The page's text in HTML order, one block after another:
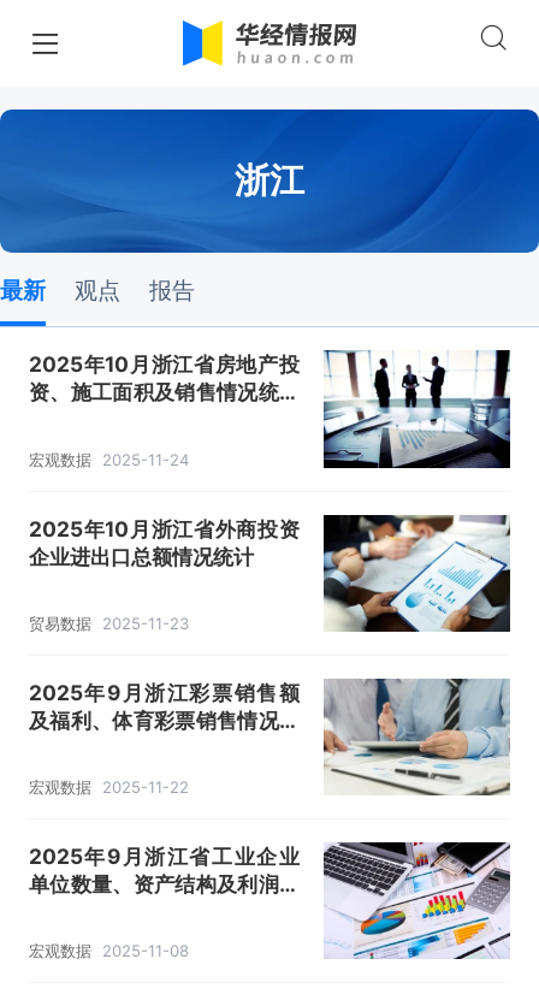
浙江
最新 观点 报告
2025年10月浙江省房地产投
资、施工面积及销售情况统计
宏观数据 2025-11-24
2025年10月浙江省外商投资
企业进出口总额情况统计
贸易数据 2025-11-23
2025年9月浙江彩票销售额
及福利、体育彩票销售情况统
宏观数据 2025-11-22
2025年9月浙江省工业企业
单位数量、资产结构及利润统
宏观数据 2025-11-08